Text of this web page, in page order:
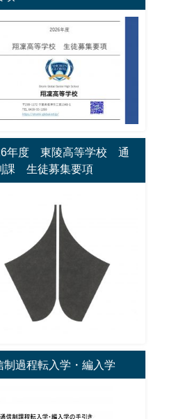
年度 東陵高等学校 通
課 生徒募集要項
制過程転入学・編入学